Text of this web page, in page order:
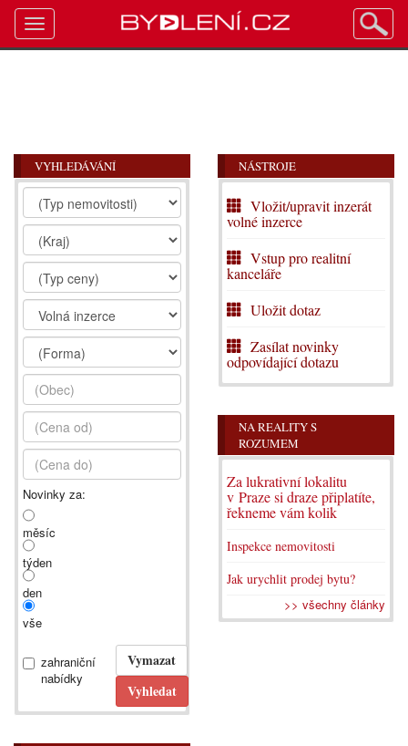
VYHLEDÁVÁNÍ
Novinky za:
měsíc
týden
den
vše
zahraniční
nabídky
NÁSTROJE
Vložit/upravit inzerát
volné inzerce
Vstup pro realitní
kanceláře
Uložit dotaz
Zasílat novinky
odpovídající dotazu
NA REALITY S
ROZUMEM
Za lukrativní lokalitu
v Praze si draze připlatíte,
řekneme vám kolik
Inspekce nemovitosti
Jak urychlit prodej bytu?
>> všechny články
Toggle
navigation